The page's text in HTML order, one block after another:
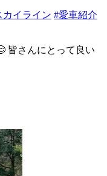
カイライン #愛車紹介
皆さんにとって良い